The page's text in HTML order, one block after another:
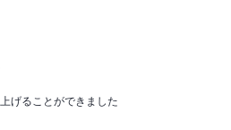
げることができました